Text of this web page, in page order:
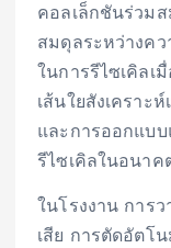
คอลเล็กชันร่วม
สมดุลระหว่างค
ในการรีไซเคิล
เส้นใยสังเคราะ
และการออกแบ
รีไซเคิลในอนาค
ในโรงงาน การ
เสีย การตัดอัตโ